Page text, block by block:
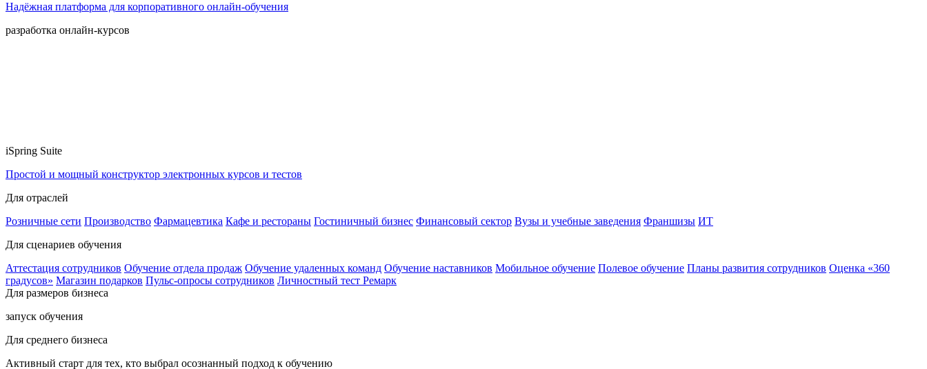
Надёжная платформа для корпоративного онлайн‑обучения
разработка онлайн-курсов
iSpring Suite
Простой и мощный конструктор электронных курсов и тестов
Для отраслей
Розничные сети Производство Фармацевтика Кафе и рестораны Гостиничный бизнес Финансовый сектор Вузы и учебные заведения Франшизы ИТ
Для сценариев обучения
Аттестация сотрудников Обучение отдела продаж Обучение удаленных команд Обучение наставников Мобильное обучение Полевое обучение Планы развития сотрудников Оценка «360
градусов» Магазин подарков Пульс-опросы сотрудников Личностный тест Ремарк
Для размеров бизнеса
запуск обучения
Для среднего бизнеса
Активный старт для тех, кто выбрал осознанный подход к обучению